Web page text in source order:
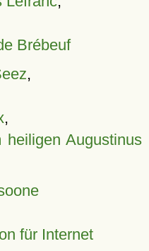
Brébeuf
,
,
heiligen Augustinus
für Internet